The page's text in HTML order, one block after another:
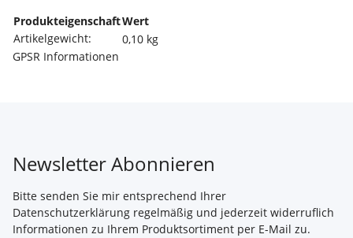
ProdukteigenschaftWert
Artikelgewicht:
0,10 kg
GPSR Informationen
Newsletter Abonnieren
Bitte senden Sie mir entsprechend Ihrer
Datenschutzerklärung regelmäßig und jederzeit widerruflich
Informationen zu Ihrem Produktsortiment per E-Mail zu.